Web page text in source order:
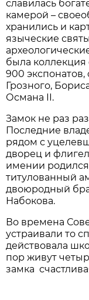
славилась
камерой –
хранились и
языческие
была
900
Грозного,
Османа II.
Замок не раз
Последние
рядом с
дворец и
имении
титулованный
двоюродный
Набокова.
Во времена
устраивали то
действовала
пор живут
замка